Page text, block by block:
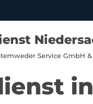
Service GmbH &